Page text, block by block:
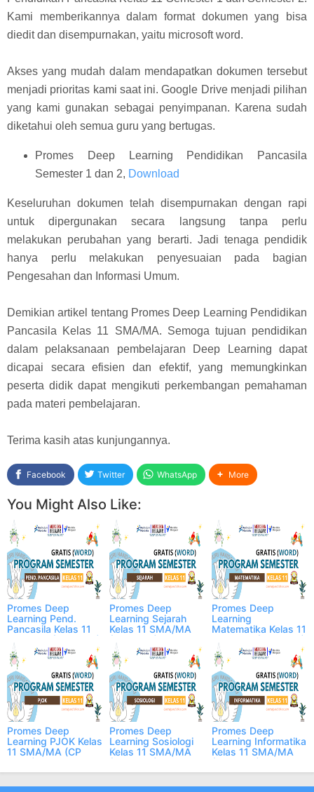
Kami memberikannya dalam format dokumen yang bisa
diedit dan disempurnakan, yaitu microsoft word.
Akses yang mudah dalam mendapatkan dokumen tersebut
menjadi prioritas kami saat ini. Google Drive menjadi pilihan
yang kami gunakan sebagai penyimpanan. Karena sudah
diketahui oleh semua guru yang bertugas.
Promes Deep Learning Pendidikan Pancasila
Semester 1 dan 2, Download
Keseluruhan dokumen telah disempurnakan dengan rapi
untuk dipergunakan secara langsung tanpa perlu
melakukan perubahan yang berarti. Jadi tenaga pendidik
hanya perlu melakukan penyesuaian pada bagian
Pengesahan dan Informasi Umum.
Demikian artikel tentang Promes Deep Learning Pendidikan
Pancasila Kelas 11 SMA/MA. Semoga tujuan pendidikan
dalam pelaksanaan pembelajaran Deep Learning dapat
dicapai secara efisien dan efektif, yang memungkinkan
peserta didik dapat mengikuti perkembangan pemahaman
pada materi pembelajaran.
Terima kasih atas kunjungannya.
Facebook Twitter WhatsApp More
You Might Also Like:
Promes Deep
Learning Pend.
Pancasila Kelas 11
SMA/MA (CP 2025)
Promes Deep
Learning Sejarah
Kelas 11 SMA/MA
(CP 2025)
Promes Deep
Learning
Matematika Kelas 11
SMA/MA (CP 2025)
Promes Deep
Learning PJOK Kelas
11 SMA/MA (CP
2025)
Promes Deep
Learning Sosiologi
Kelas 11 SMA/MA
(CP 2025)
Promes Deep
Learning Informatika
Kelas 11 SMA/MA
(CP 2025)